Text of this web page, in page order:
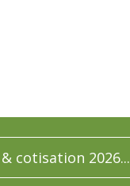
cotisation 2026...